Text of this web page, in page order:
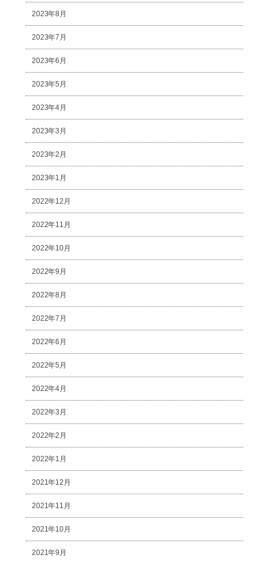
2023年8月
2023年7月
2023年6月
2023年5月
2023年4月
2023年3月
2023年2月
2023年1月
2022年12月
2022年11月
2022年10月
2022年9月
2022年8月
2022年7月
2022年6月
2022年5月
2022年4月
2022年3月
2022年2月
2022年1月
2021年12月
2021年11月
2021年10月
2021年9月